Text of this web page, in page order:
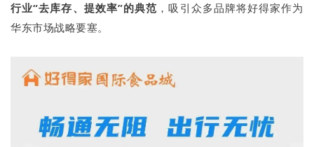
行业“去库存、提效率”的典范 ，吸引众多品牌将好得家作为
华东市场战略要塞。